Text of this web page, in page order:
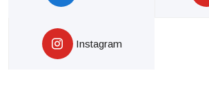
Instagram